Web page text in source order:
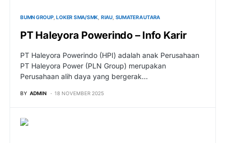
BUMN GROUP LOKER SMA/SMK RIAU SUMATERA UTARA
PT Haleyora Powerindo – Info Karir
PT Haleyora Powerindo (HPI) adalah anak Perusahaan
PT Haleyora Power (PLN Group) merupakan
Perusahaan alih daya yang bergerak…
BY ADMIN 18 NOVEMBER 2025